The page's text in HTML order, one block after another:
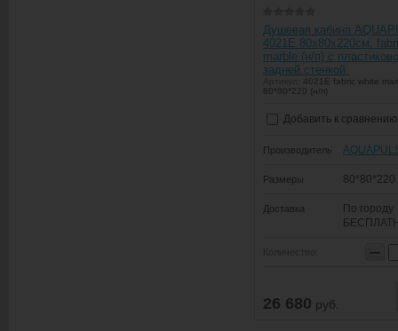
Душевая кабина
4021E 80х80х220см.
marble (н/п) с
задней стенкой.
4021E fabric white
80*80*220 (н/п)
Добавить к сравнению
Производитель
Размеры 80*80*220
Доставка
По городу
−
26 680 руб.